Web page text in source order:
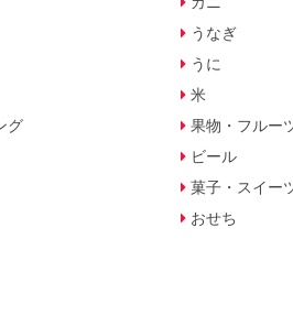
グ
うなぎ
うに
米
果物・フルー
ビール
菓子・スイー
おせち